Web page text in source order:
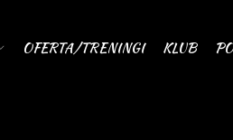
OFERTA/TRENINGI KLUB